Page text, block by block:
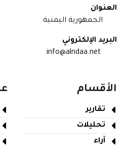
العنوان
الجمهورية اليمنية
البريد الإلكتروني
info@alndaa.net
الأقسام
تقارير
تحليلات
آراء